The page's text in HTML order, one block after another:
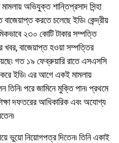
অভিযুক্ত শান্তিপ্রসাদ সিন্হা
করতে চলেছে ইডি৷ কেন্দ্রীয়
২৩০ কোটি টাকার সম্পত্তি
খবর, বাজেয়াপ্ত হওয়া সম্পত্তির
গত ১৯ ফেব্রুয়ারি রাতে এসএসসি
ইডি৷ এর আগে একই মামলায়
তিনি৷ পরে জামিনে মুক্তি পান৷ প্রথমে
দফতরের আধিকারিক এবং অযোগ্য
ভুয়ো নিয়োগপত্র দিতেন৷ তিনি একাই